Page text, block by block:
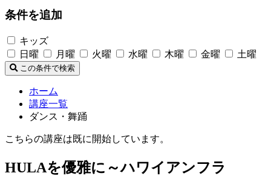
条件を追加
キッズ
日曜
月曜 火曜 水曜 木曜 金曜 土曜
この条件で検索
ホーム
講座一覧
ダンス・舞踊
こちらの講座は既に開始しています。
HULAを優雅に～ハワイアンフラ